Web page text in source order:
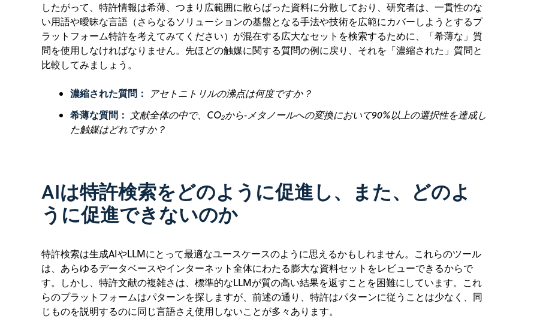
したがって、特許情報は希薄、つまり広範囲に散らばった資料に分散しており、研究者は、一貫性のな
い用語や曖昧な言語（さらなるソリューションの基盤となる手法や技術を広範にカバーしようとするプ
ラットフォーム特許を考えてみてください）が混在する広大なセットを検索するために、「希薄な」質
問を使用しなければなりません。先ほどの触媒に関する質問の例に戻り、それを「濃縮された」質問と
比較してみましょう。
濃縮された質問： アセトニトリルの沸点は何度ですか？
希薄な質問： 文献全体の中で、CO₂から‑メタノールへの変換において90%以上の選択性を達成し
た触媒はどれですか？
AIは特許検索をどのように促進し、また、どのよ
うに促進できないのか
特許検索は生成AIやLLMにとって最適なユースケースのように思えるかもしれません。これらのツール
は、あらゆるデータベースやインターネット全体にわたる膨大な資料セットをレビューできるからで
す。しかし、特許文献の複雑さは、標準的なLLMが質の高い結果を返すことを困難にしています。これ
らのプラットフォームはパターンを探しますが、前述の通り、特許はパターンに従うことは少なく、同
じものを説明するのに同じ言語さえ使用しないことが多々あります。